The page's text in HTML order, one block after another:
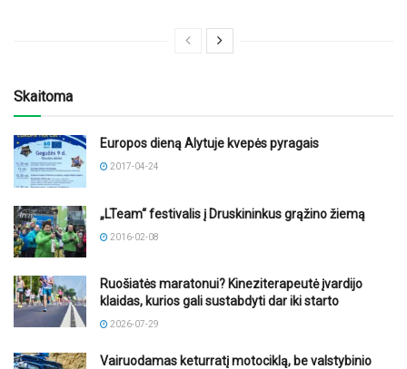
Skaitoma
Europos dieną Alytuje kvepės pyragais
2017-04-24
„LTeam“ festivalis į Druskininkus grąžino žiemą
2016-02-08
Ruošiatės maratonui? Kineziterapeutė įvardijo
klaidas, kurios gali sustabdyti dar iki starto
2026-07-29
Vairuodamas keturratį motociklą, be valstybinio